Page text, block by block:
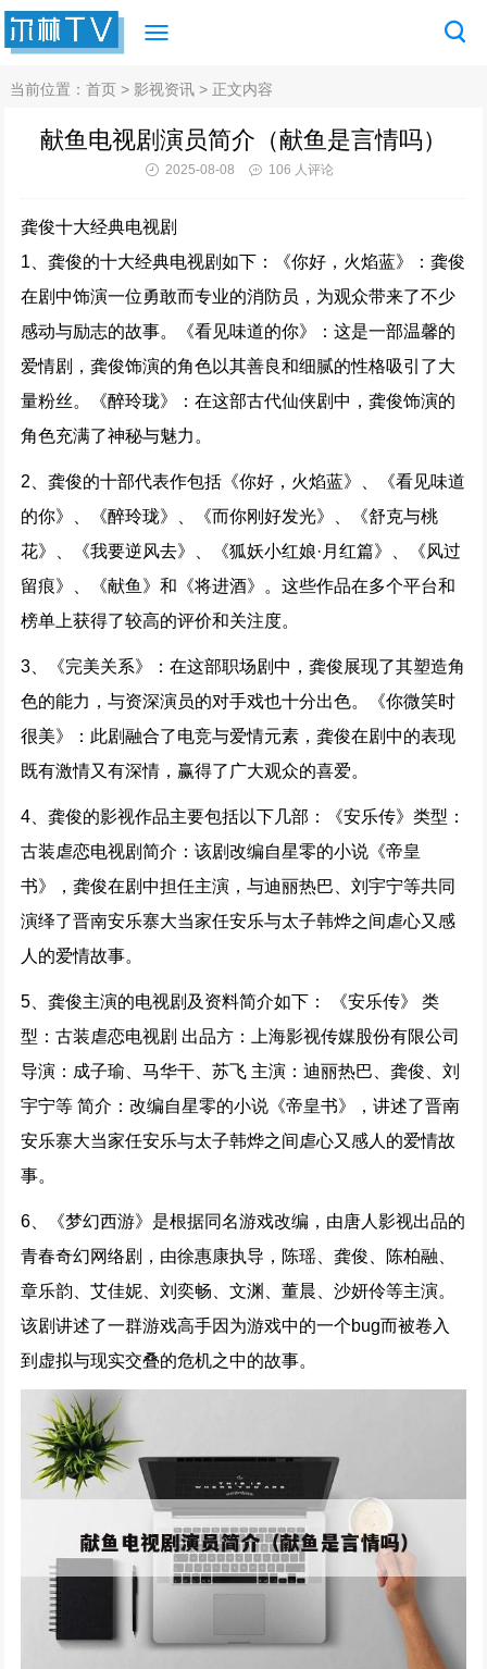
当前位置：首页 >影视资讯 > 正文内容
献鱼电视剧演员简介（献鱼是言情吗）
2025-08-08 106 人评论
龚俊十大经典电视剧
1、龚俊的十大经典电视剧如下：《你好，火焰蓝》：龚俊
在剧中饰演一位勇敢而专业的消防员，为观众带来了不少
感动与励志的故事。《看见味道的你》：这是一部温馨的
爱情剧，龚俊饰演的角色以其善良和细腻的性格吸引了大
量粉丝。《醉玲珑》：在这部古代仙侠剧中，龚俊饰演的
角色充满了神秘与魅力。
2、龚俊的十部代表作包括《你好，火焰蓝》、《看见味道
的你》、《醉玲珑》、《而你刚好发光》、《舒克与桃
花》、《我要逆风去》、《狐妖小红娘·月红篇》、《风过
留痕》、《献鱼》和《将进酒》。这些作品在多个平台和
榜单上获得了较高的评价和关注度。
3、《完美关系》：在这部职场剧中，龚俊展现了其塑造角
色的能力，与资深演员的对手戏也十分出色。《你微笑时
很美》：此剧融合了电竞与爱情元素，龚俊在剧中的表现
既有激情又有深情，赢得了广大观众的喜爱。
4、龚俊的影视作品主要包括以下几部：《安乐传》类型：
古装虐恋电视剧简介：该剧改编自星零的小说《帝皇
书》，龚俊在剧中担任主演，与迪丽热巴、刘宇宁等共同
演绎了晋南安乐寨大当家任安乐与太子韩烨之间虐心又感
人的爱情故事。
5、龚俊主演的电视剧及资料简介如下： 《安乐传》 类
型：古装虐恋电视剧 出品方：上海影视传媒股份有限公司
导演：成子瑜、马华干、苏飞 主演：迪丽热巴、龚俊、刘
宇宁等 简介：改编自星零的小说《帝皇书》，讲述了晋南
安乐寨大当家任安乐与太子韩烨之间虐心又感人的爱情故
事。
6、《梦幻西游》是根据同名游戏改编，由唐人影视出品的
青春奇幻网络剧，由徐惠康执导，陈瑶、龚俊、陈柏融、
章乐韵、艾佳妮、刘奕畅、文渊、董晨、沙妍伶等主演。
该剧讲述了一群游戏高手因为游戏中的一个bug而被卷入
到虚拟与现实交叠的危机之中的故事。